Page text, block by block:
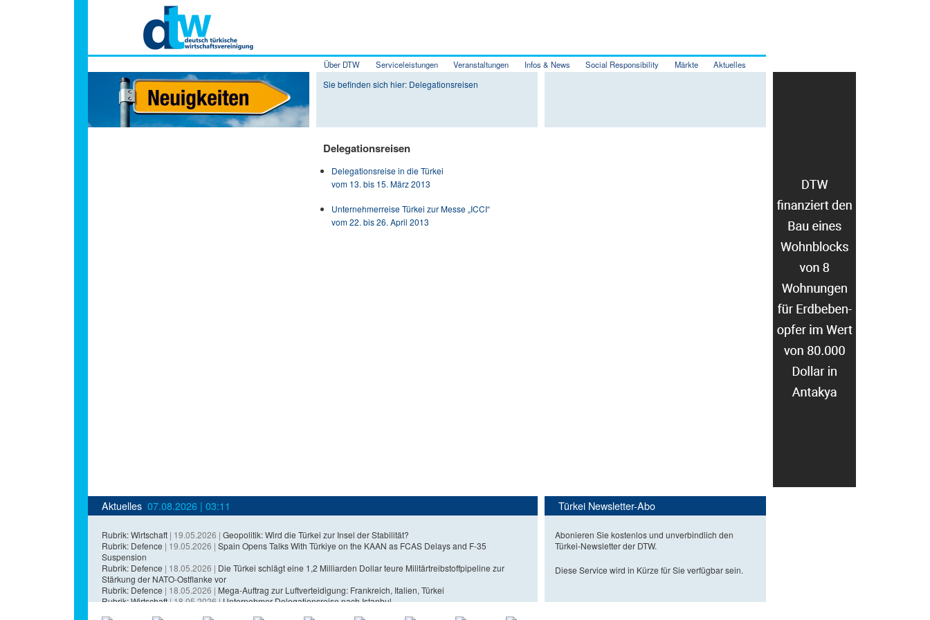
Zum Inhalt wechseln
Zum sekundären Inhalt wechseln
Über DTW Serviceleistungen Veranstaltungen Infos & News Social Responsibility Märkte Aktuelles
Sie befinden sich hier: Delegationsreisen
Delegationsreisen
Delegationsreise in die Türkei
vom 13. bis 15. März 2013
Unternehmerreise Türkei zur Messe „ICCI“
vom 22. bis 26. April 2013
Aktuelles 07.08.2026 | 03:11
Rubrik: Wirtschaft | 19.05.2026 | Geopolitik: Wird die Türkei zur Insel der Stabilität?
Rubrik: Defence | 19.05.2026 | Spain Opens Talks With Türkiye on the KAAN as FCAS Delays and F-35
Suspension
Rubrik: Defence | 18.05.2026 | Die Türkei schlägt eine 1,2 Milliarden Dollar teure Militärtreibstoffpipeline zur
Stärkung der NATO-Ostflanke vor
Rubrik: Defence | 18.05.2026 | Mega-Auftrag zur Luftverteidigung: Frankreich, Italien, Türkei
Rubrik: Wirtschaft| 18.05.2026 |Unternehmer-Delegationsreise nach Istanbul
Türkei Newsletter-Abo
Abonieren Sie kostenlos und unverbindlich den
Türkei-Newsletter der DTW.
Diese Service wird in Kürze für Sie verfügbar sein.